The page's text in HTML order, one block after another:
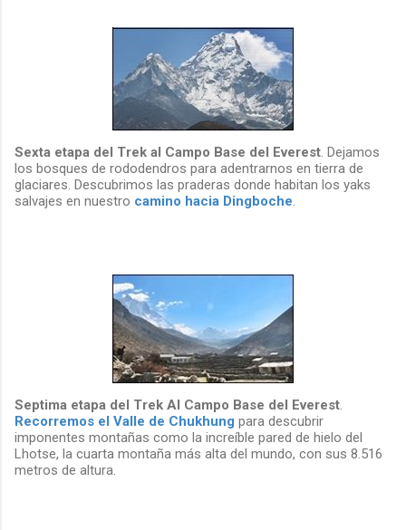
Sexta etapa del Trek al Campo Base del Everest. Dejamos
los bosques de rododendros para adentrarnos en tierra de
glaciares. Descubrimos las praderas donde habitan los yaks
salvajes en nuestro camino hacia Dingboche.
Septima etapa del Trek Al Campo Base del Everest.
Recorremos el Valle de Chukhung para descubrir
imponentes montañas como la increíble pared de hielo del
Lhotse, la cuarta montaña más alta del mundo, con sus 8.516
metros de altura.